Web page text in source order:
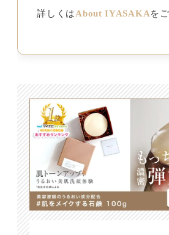
詳しくはAbout IYASAKAを